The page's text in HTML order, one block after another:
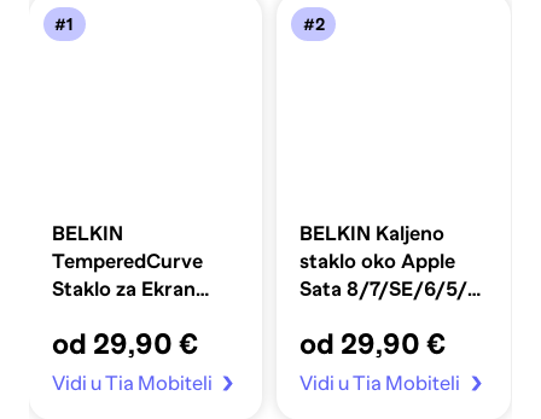
#1
BELKIN
TemperedCurve
Staklo za Ekran
40/41mm prozirno
od 29,90 €
Vidi u Tia Mobiteli
#2
BELKIN Kaljeno
staklo oko Apple
Sata 8/7/SE/6/5/4
od 29,90 €
Vidi u Tia Mobiteli